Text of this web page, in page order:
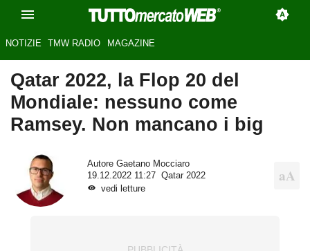
NOTIZIE TMW RADIO MAGAZINE
Qatar 2022, la Flop 20 del
Mondiale: nessuno come
Ramsey. Non mancano i big
Autore Gaetano Mocciaro
19.12.2022 11:27
Qatar 2022
vedi letture